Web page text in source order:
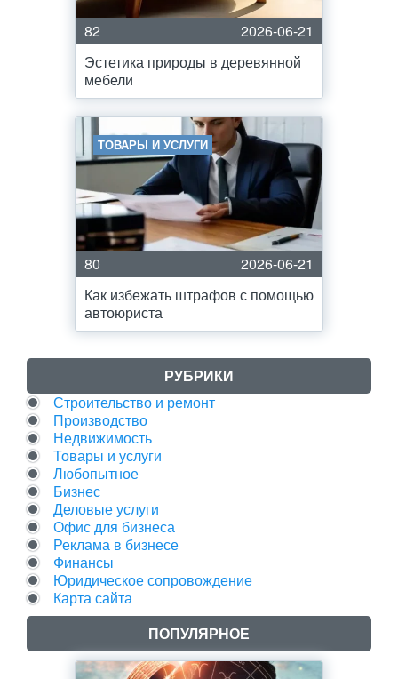
82
2026-06-21
Эстетика природы в деревянной
мебели
ТОВАРЫ И УСЛУГИ
80
2026-06-21
Как избежать штрафов с помощью
автоюриста
РУБРИКИ
Строительство и ремонт
Производство
Недвижимость
Товары и услуги
Любопытное
Бизнес
Деловые услуги
Офис для бизнеса
Реклама в бизнесе
Финансы
Юридическое сопровождение
Карта сайта
ПОПУЛЯРНОЕ